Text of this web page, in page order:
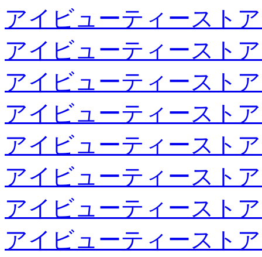
アイビューティースト
アイビューティースト
アイビューティースト
アイビューティースト
アイビューティースト
アイビューティースト
アイビューティースト
アイビューティースト